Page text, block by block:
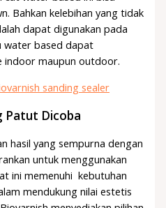
Bahkan kelebihan yang tidak
dapat digunakan pada
water based dapat
indoor maupun outdoor.
Patut Dicoba
hasil yang sempurna dengan
untuk menggunakan
ini memenuhi kebutuhan
mendukung nilai estetis